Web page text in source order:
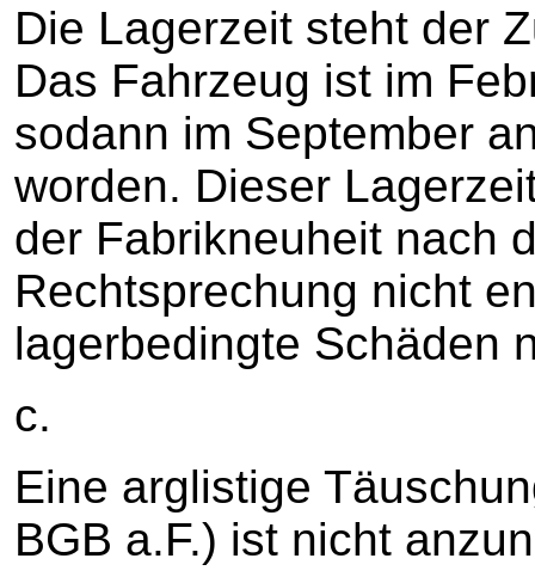
Die Lagerzeit steht der
Das Fahrzeug ist im
sodann im September
worden. Dieser
der Fabrikneuheit nach
Rechtsprechung nicht
lagerbedingte Schäden
c.
Eine arglistige
BGB a.F.) ist nicht